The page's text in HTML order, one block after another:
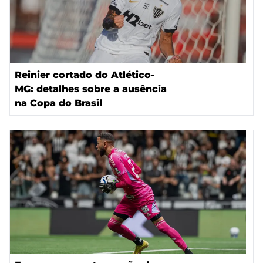
Reinier cortado do Atlético-
MG: detalhes sobre a ausência
na Copa do Brasil